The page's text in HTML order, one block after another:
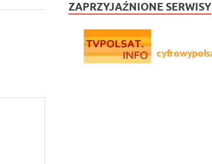
ZAPRZYJAŹNIONE SERWISY